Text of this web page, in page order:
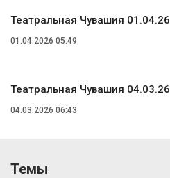
Театральная Чувашия 01.04.26
01.04.2026 05:49
Театральная Чувашия 04.03.26
04.03.2026 06:43
Темы